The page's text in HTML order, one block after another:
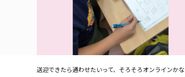
送迎できたら通わせたいって、そろそろオンラインかな